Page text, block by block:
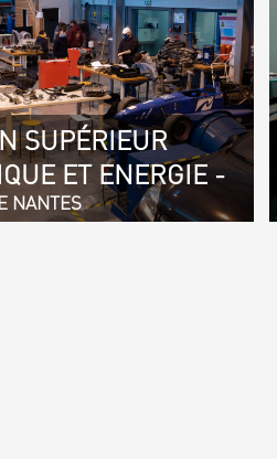
SUPÉRIEUR
ET ENERGIE -
NANTES